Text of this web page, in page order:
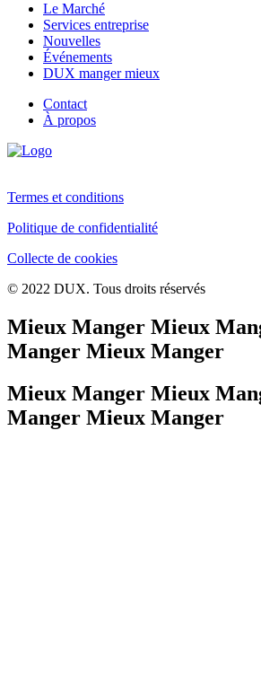
Le Marché
Services entreprise
Nouvelles
Événements
DUX manger mieux
Contact
À propos
Termes et conditions
Politique de confidentialité
Collecte de cookies
© 2022 DUX. Tous droits réservés
Mieux Manger Mieux
Manger Mieux Manger
Mieux Manger Mieux
Manger Mieux Manger